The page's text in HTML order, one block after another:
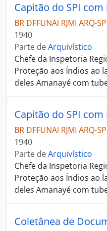
Capitão do SPI
BR DFFUNAI RJMI ARQ-
1940
Parte deArquivístico
Chefe da Inspetoria
Proteção aos Índios ao
deles Amanayé com
Capitão do SPI
BR DFFUNAI RJMI ARQ-
1940
Parte deArquivístico
Chefe da Inspetoria
Proteção aos Índios ao
deles Amanayé com